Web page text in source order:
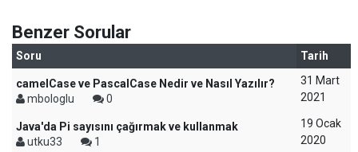
Benzer Sorular
Soru Tarih
camelCase ve PascalCase Nedir ve Nasıl Yazılır?
mbologlu
0
31 Mart
2021
Java'da Pi sayısını çağırmak ve kullanmak
utku33
1
19 Ocak
2020